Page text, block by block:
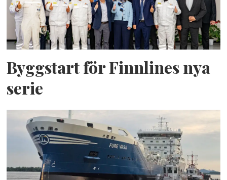
Byggstart för Finnlines nya
serie